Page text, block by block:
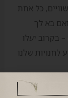
כל אחת
בא לך
– בקרוב יעלו
לחנויות שלנו